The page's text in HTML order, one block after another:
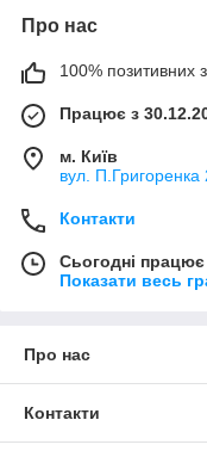
Про нас
100% позитивних з
Працює з
м. Київ
вул. П.Григоренка
Контакти
Сьогодні
Показати весь
Про нас
Контакти